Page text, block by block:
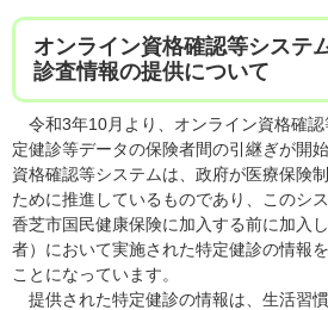
オンライン資格確認等システ
診査情報の提供について
令和3年10月より、オンライン資格確
定健診等データの保険者間の引継ぎが開
資格確認等システムは、政府が医療保険
ために推進しているものであり、このシ
香芝市国民健康保険に加入する前に加入
者）において実施された特定健診の情報
ことになっています。
提供された特定健診の情報は、生活習